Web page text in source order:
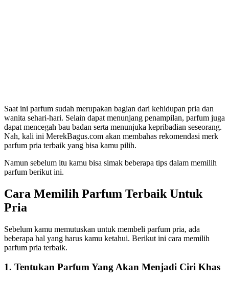
Saat ini parfum sudah merupakan bagian dari kehidupan pria dan
wanita sehari-hari. Selain dapat menunjang penampilan, parfum juga
dapat mencegah bau badan serta menunjuka kepribadian seseorang.
Nah, kali ini MerekBagus.com akan membahas rekomendasi merk
parfum pria terbaik yang bisa kamu pilih.
Namun sebelum itu kamu bisa simak beberapa tips dalam memilih
parfum berikut ini.
Cara Memilih Parfum Terbaik Untuk
Pria
Sebelum kamu memutuskan untuk membeli parfum pria, ada
beberapa hal yang harus kamu ketahui. Berikut ini cara memilih
parfum pria terbaik.
1. Tentukan Parfum Yang Akan Menjadi Ciri Khas